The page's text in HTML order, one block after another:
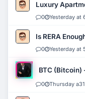
Luxury
0 Yesterday at
Is RERA
0 Yesterday at
BTC
0 Thursday